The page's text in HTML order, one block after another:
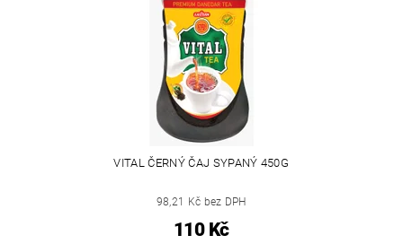
VITAL ČERNÝ ČAJ SYPANÝ 450G
98,21 Kč bez DPH
110 Kč